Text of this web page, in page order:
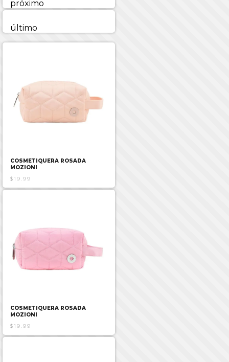
próximo
último
COSMETIQUERA ROSADA
MOZIONI
$19.99
COSMETIQUERA ROSADA
MOZIONI
$19.99